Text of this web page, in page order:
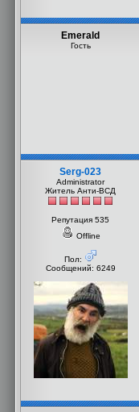
Emerald
Гость
Serg-023
Administrator
Житель Анти-ВСД
Репутация 535
Offline
Пол:
Сообщений: 6249